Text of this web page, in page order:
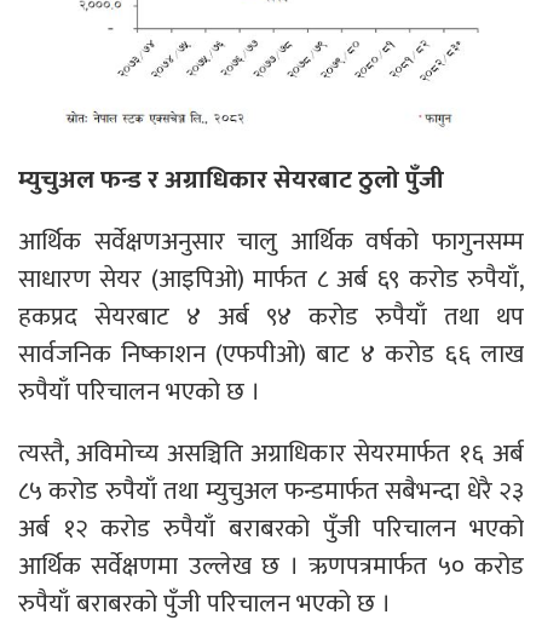
म्युचुअल फन्ड र अग्राधिकार सेयरबाट ठुलो पुँजी
आर्थिक सर्वेक्षणअनुसार चालु आर्थिक वर्षको फागुनसम्म
साधारण सेयर (आइपिओ) मार्फत ८ अर्ब ६९ करोड रुपैयाँ,
हकप्रद सेयरबाट ४ अर्ब ९४ करोड रुपैयाँ तथा थप
सार्वजनिक निष्काशन (एफपीओ) बाट ४ करोड ६६ लाख
रुपैयाँ परिचालन भएको छ ।
त्यस्तै, अविमोच्य असञ्चिति अग्राधिकार सेयरमार्फत १६ अर्ब
८५ करोड रुपैयाँ तथा म्युचुअल फन्डमार्फत सबैभन्दा धेरै २३
अर्ब १२ करोड रुपैयाँ बराबरको पुँजी परिचालन भएको
आर्थिक सर्वेक्षणमा उल्लेख छ । ऋणपत्रमार्फत ५० करोड
रुपैयाँ बराबरको पुँजी परिचालन भएको छ ।